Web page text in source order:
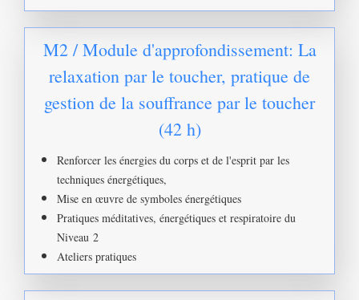
M2 / Module d'approfondissement: La
relaxation par le toucher, pratique de
gestion de la souffrance par le toucher
(42 h)
Renforcer les énergies du corps et de l'esprit par les
techniques énergétiques,
Mise en œuvre de symboles énergétiques
Pratiques méditatives, énergétiques et respiratoire du
Niveau 2
Ateliers pratiques